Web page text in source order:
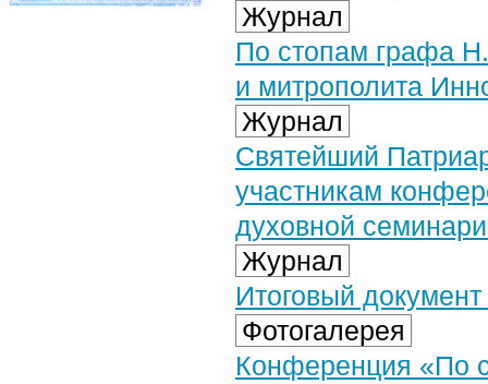
Журнал
По стопам графа
и митрополита
Журнал
Святейший
участникам
духовной
Журнал
Итоговый
Фотогалерея
Конференция «По